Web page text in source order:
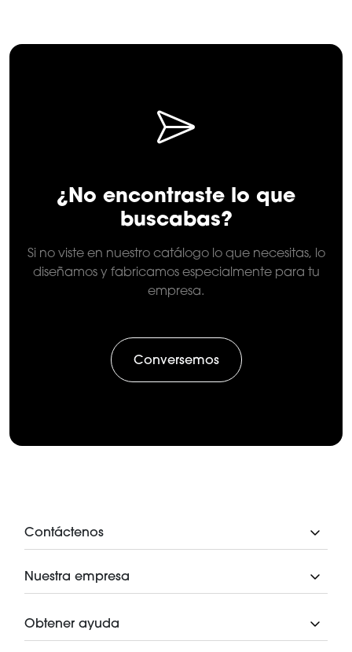
¿No encontraste lo que
buscabas?
Si no viste en nuestro catálogo lo que necesitas, lo
diseñamos y fabricamos especialmente para tu
empresa.
Conversemos
Contáctenos
Nuestra empresa
Obtener ayuda